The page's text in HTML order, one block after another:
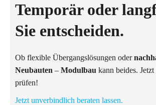
Temporär oder
Sie entscheiden.
Ob flexible Übergangslösungen oder
Neubauten – Modulbau kann beides.
prüfen!
Jetzt unverbindlich beraten lassen.